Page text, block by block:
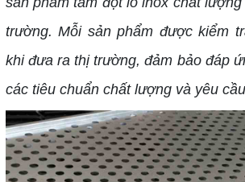
trường. Mỗi sản phẩm được kiểm
khi đưa ra thị trường, đảm bảo đáp
các tiêu chuẩn chất lượng và yêu